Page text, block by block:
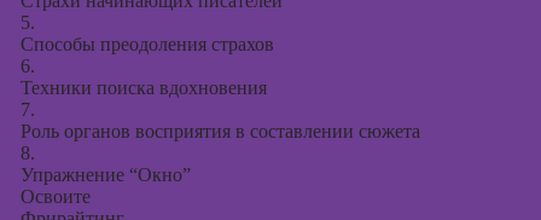
5.
Способы преодоления страхов
6.
Техники поиска вдохновения
7.
Роль органов восприятия в составлении сюжета
8.
Упражнение “Окно”
Освоите